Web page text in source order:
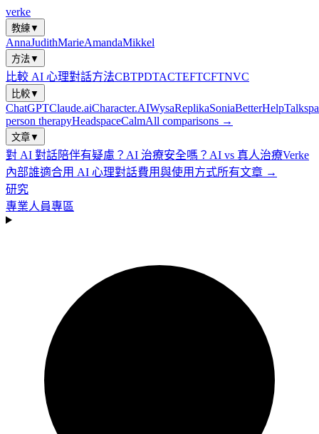
verke
教練▼
AnnaJudithMarieAmandaMikkel
方法▼
比較 AI 心理對話方法CBTPDTACTEFTCFTNVC
比較▼
ChatGPTClaude.aiCharacter.AIWysaReplikaSoniaBetterHelp
person therapyHeadspaceCalmAll comparisons →
文章▼
對 AI 對話陪伴有疑慮？ AI 治療安全嗎？ AI vs 真人治療Verke
內部誰適合用 AI 心理對話費用與使用方式所有文章 →
研究
專業人員專區